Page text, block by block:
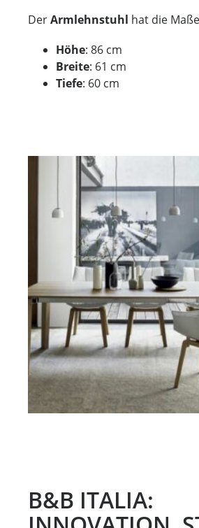
DerArmlehnstuhl hat die
Höhe: 86 cm
Breite: 61 cm
Tiefe: 60 cm
B&B ITALIA: